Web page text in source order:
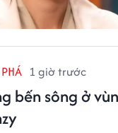
1 giờ trước
bến sông ở